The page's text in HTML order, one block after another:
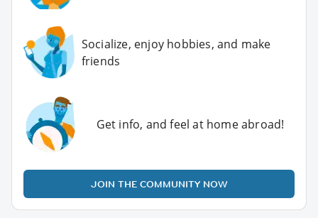
Socialize, enjoy hobbies, and make
friends
Get info, and feel at home abroad!
JOIN THE COMMUNITY NOW